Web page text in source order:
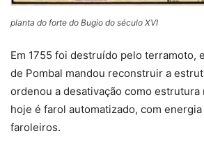
planta do forte do Bugio do século XVI
Em 1755 foi destruído pelo terramoto,
de Pombal mandou reconstruir a
ordenou a desativação como estrutura
hoje é farol automatizado, com
faroleiros.